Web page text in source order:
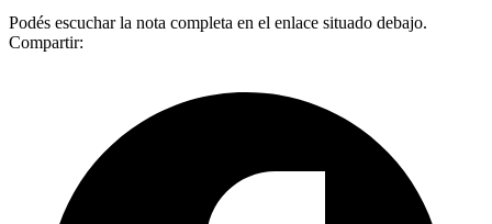
Podés escuchar la nota completa en el enlace situado debajo.
Compartir: